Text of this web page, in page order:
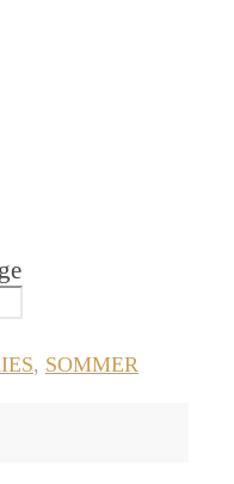
, SOMMER